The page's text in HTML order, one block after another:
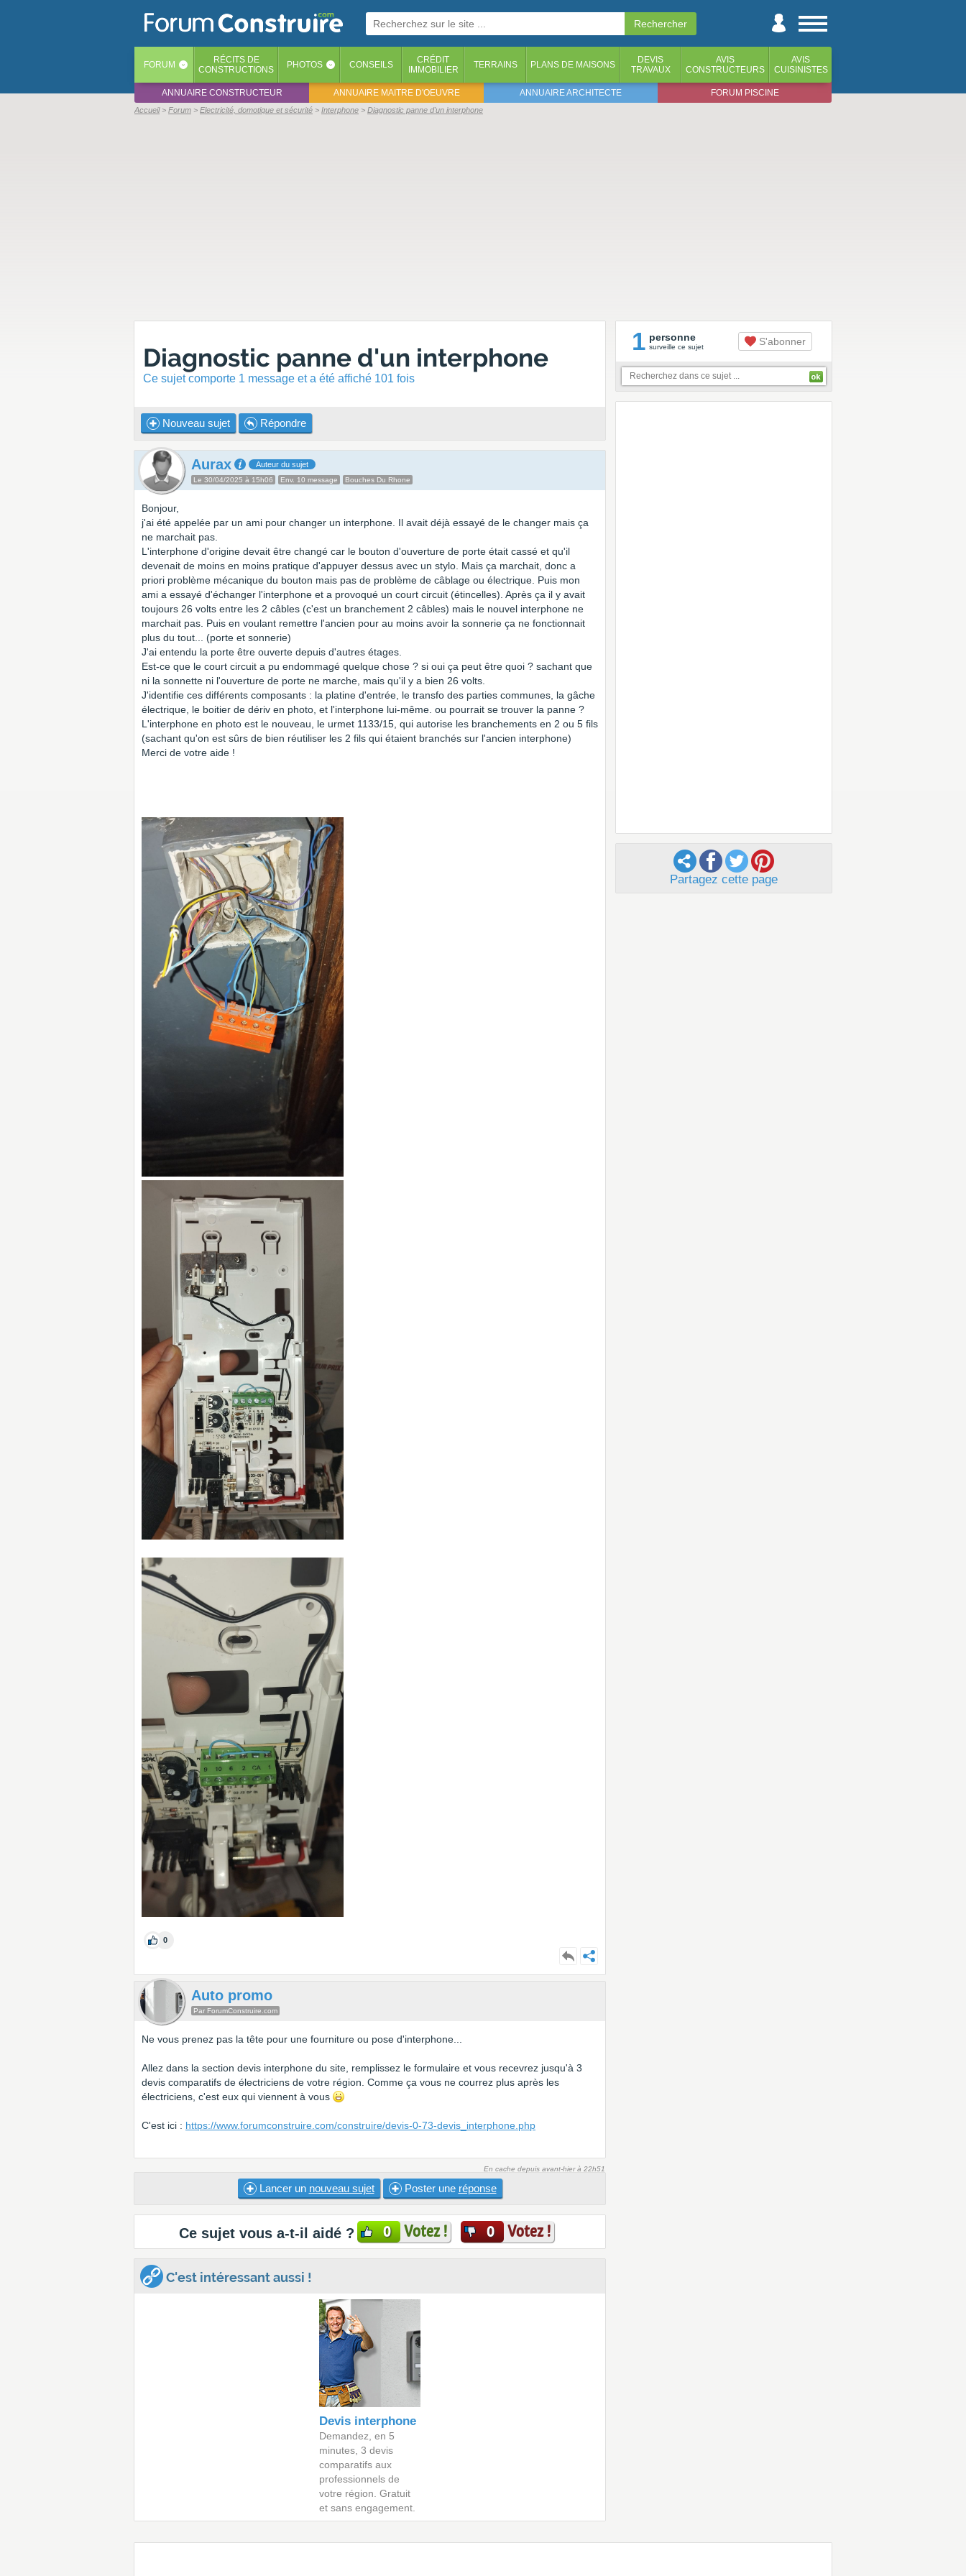
FORUM ‹ RÉCITS DE
CONSTRUCTIONS
PHOTOS ‹ CONSEILS
CRÉDIT
IMMOBILIER
TERRAINS PLANS DE MAISONS
DEVIS
TRAVAUX
AVIS
CONSTRUCTEURS
AVIS
CUISINISTES
ANNUAIRE CONSTRUCTEUR ANNUAIRE MAITRE D'OEUVRE ANNUAIRE ARCHITECTE FORUM PISCINE
Accueil Forum Electricité, domotique et sécurité Interphone Diagnostic panne d'un interphone
Diagnostic panne d'un interphone
Ce sujet comporte 1 message et a été affiché 101 fois
Nouveau sujet Répondre
Aurax Auteur du sujet
Le 30/04/2025 à 15h06 Env. 10 message Bouches Du Rhone
Bonjour,
j'ai été appelée par un ami pour changer un interphone. Il avait déjà essayé de le changer mais ça
ne marchait pas.
L'interphone d'origine devait être changé car le bouton d'ouverture de porte était cassé et qu'il
devenait de moins en moins pratique d'appuyer dessus avec un stylo. Mais ça marchait, donc a
priori problème mécanique du bouton mais pas de problème de câblage ou électrique. Puis mon
ami a essayé d'échanger l'interphone et a provoqué un court circuit (étincelles). Après ça il y avait
toujours 26 volts entre les 2 câbles (c'est un branchement 2 câbles) mais le nouvel interphone ne
marchait pas. Puis en voulant remettre l'ancien pour au moins avoir la sonnerie ça ne fonctionnait
plus du tout... (porte et sonnerie)
J'ai entendu la porte être ouverte depuis d'autres étages.
Est-ce que le court circuit a pu endommagé quelque chose ? si oui ça peut être quoi ? sachant que
ni la sonnette ni l'ouverture de porte ne marche, mais qu'il y a bien 26 volts.
J'identifie ces différents composants : la platine d'entrée, le transfo des parties communes, la gâche
électrique, le boitier de dériv en photo, et l'interphone lui-même. ou pourrait se trouver la panne ?
L'interphone en photo est le nouveau, le urmet 1133/15, qui autorise les branchements en 2 ou 5 fils
(sachant qu'on est sûrs de bien réutiliser les 2 fils qui étaient branchés sur l'ancien interphone)
Merci de votre aide !
0
Auto promo
Par ForumConstruire.com
Ne vous prenez pas la tête pour une fourniture ou pose d'interphone...
Allez dans la section devis interphone du site, remplissez le formulaire et vous recevrez jusqu'à 3
devis comparatifs de électriciens de votre région. Comme ça vous ne courrez plus après les
électriciens, c'est eux qui viennent à vous
C'est ici : https://www.forumconstruire.com/construire/devis-0-73-devis_interphone.php
En cache depuis avant-hier à 22h51
Lancer un nouveau sujet Poster une réponse
Ce sujet vous a-t-il aidé ? 0 Votez ! 0 Votez !
C'est intéressant aussi !
Devis interphone
Demandez, en 5
minutes, 3 devis
comparatifs aux
professionnels de
votre région. Gratuit
et sans engagement.
1 personne
surveille ce sujet S'abonner
Partagez cette page